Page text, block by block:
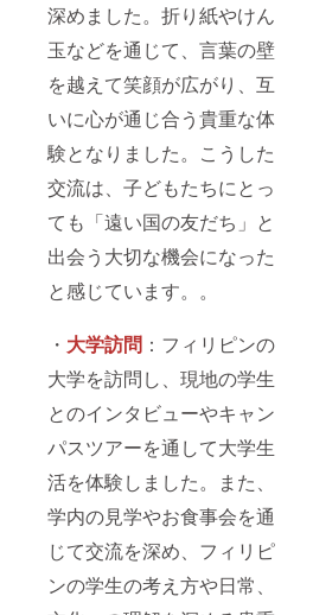
深めました。折り紙やけん
玉などを通じて、言葉の壁
を越えて笑顔が広がり、互
いに心が通じ合う貴重な体
験となりました。こうした
交流は、子どもたちにとっ
ても「遠い国の友だち」と
出会う大切な機会になった
と感じています。。
・ ⼤学訪問 ：フィリピンの
大学を訪問し、現地の学生
とのインタビューやキャン
パスツアーを通して大学生
活を体験しました。また、
学内の見学やお食事会を通
じて交流を深め、フィリピ
ンの学生の考え方や日常、